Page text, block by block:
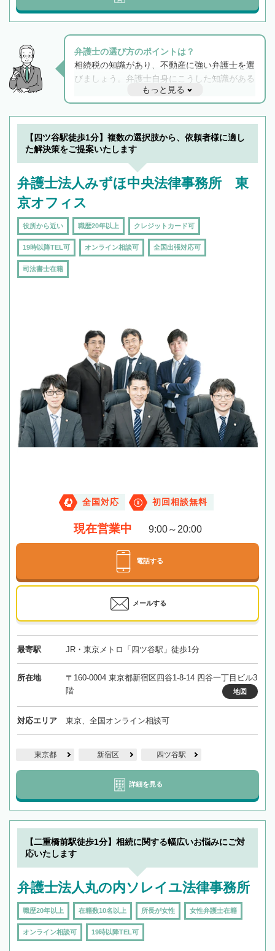
弁護士の選び方のポイントは？
相続税の知識があり、不動産に強い弁護士を選
びましょう。弁護士自身にこうした知識がある
と他士業との連携もスムーズに進み、トラブル
解決のみならず相続をトータルで任せることが
できます。また、相続は感情がからむ分野なの
でフィーリングも重要です。実際に電話や面談
で複数の弁護士と会話をしてウマが合う方に依
もっと見る
【四ツ谷駅徒歩1分】複数の選択肢から、依頼者様に適し
た解決策をご提案いたします
弁護士法人みずほ中央法律事務所 東
京オフィス
役所から近い 職歴20年以上 クレジットカード可
19時以降TEL可 オンライン相談可 全国出張対応可
司法書士在籍
全国対応 初回相談無料
現在営業中 9:00～20:00
電話する
メールする
最寄駅 JR・東京メトロ「四ツ谷駅」徒歩1分
所在地
〒160-0004 東京都新宿区四谷1-8-14 四谷一丁目ビル3
階
地図
対応エリア 東京、全国オンライン相談可
東京都 新宿区 四ツ谷駅
詳細を見る
【二重橋前駅徒歩1分】相続に関する幅広いお悩みにご対
応いたします
弁護士法人丸の内ソレイユ法律事務所
職歴20年以上 在籍数10名以上 所長が女性 女性弁護士在籍
オンライン相談可 19時以降TEL可